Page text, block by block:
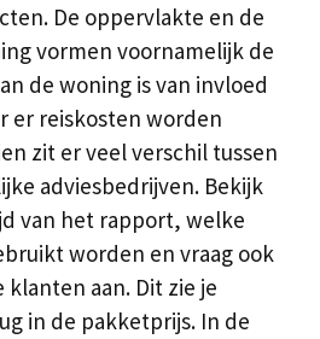
De oppervlakte en de
vormen voornamelijk de
de woning is van invloed
er reiskosten worden
zit er veel verschil tussen
adviesbedrijven. Bekijk
van het rapport, welke
worden en vraag ook
klanten aan. Dit zie je
in de pakketprijs. In de